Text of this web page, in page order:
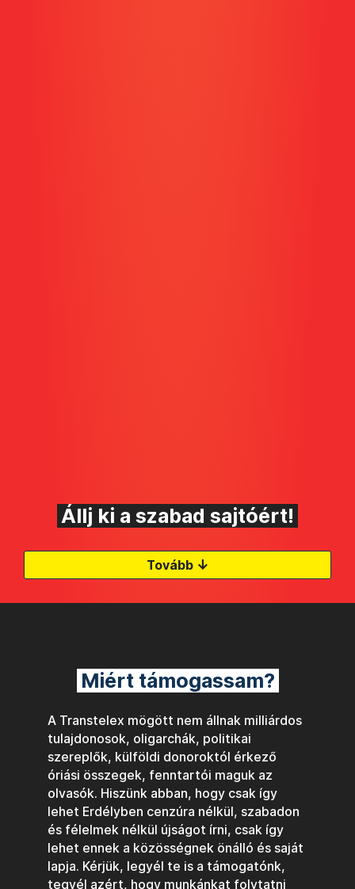
Állj ki a szabad sajtóért!
Tovább ↓
Miért támogassam?
A Transtelex mögött nem állnak milliárdos
tulajdonosok, oligarchák, politikai
szereplők, külföldi donoroktól érkező
óriási összegek, fenntartói maguk az
olvasók. Hiszünk abban, hogy csak így
lehet Erdélyben cenzúra nélkül, szabadon
és félelmek nélkül újságot írni, csak így
lehet ennek a közösségnek önálló és saját
lapja. Kérjük, legyél te is a támogatónk,
tegyél azért, hogy munkánkat folytatni